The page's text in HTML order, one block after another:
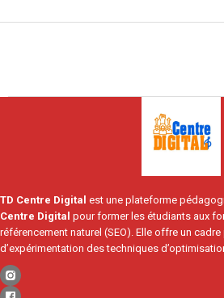
TD Centre Digital est une plateforme
Centre Digital pour former les étudiants aux
référencement naturel (SEO). Elle offre un
d’expérimentation des techniques